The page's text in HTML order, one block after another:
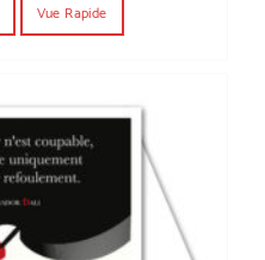
Vue Rapide